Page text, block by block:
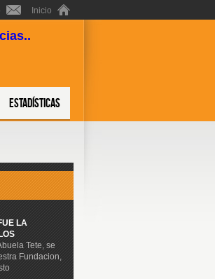
Inicio
Estadísticas
LA
Tete, se
Fundacion,